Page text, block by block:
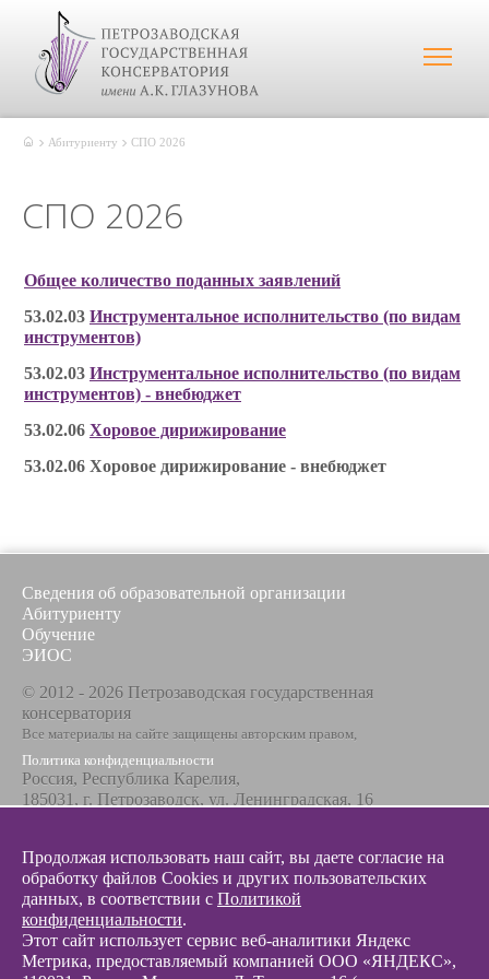
Абитуриенту СПО 2026
СПО 2026
Общее количество поданных заявлений
53.02.03 Инструментальное исполнительство (по видам
инструментов)
53.02.03 Инструментальное исполнительство (по видам
инструментов) - внебюджет
53.02.06 Хоровое дирижирование
53.02.06 Хоровое дирижирование - внебюджет
Сведения об образовательной организации
Абитуриенту
Обучение
ЭИОС
© 2012 - 2026 Петрозаводская государственная
консерватория
Все материалы на сайте защищены авторским правом,
Политика конфиденциальности
Россия, Республика Карелия,
185031, г. Петрозаводск, ул. Ленинградская, 16
+7 8142 67-23-67
Эл. почта
info@glazunovcons.ru
Продолжая использовать наш сайт, вы даете согласие на
обработку файлов Cookies и других пользовательских
данных, в соответствии с Политикой
конфиденциальности.
Этот сайт использует сервис веб-аналитики Яндекс
Метрика, предоставляемый компанией ООО «ЯНДЕКС»,